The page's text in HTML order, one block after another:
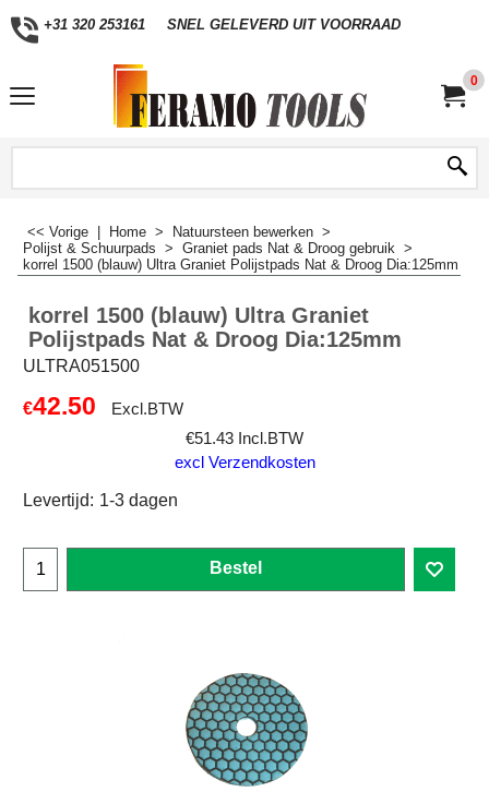
+31 320 253161 SNEL GELEVERD UIT VOORRAAD
0
<< Vorige Home > Natuursteen bewerken >
Polijst & Schuurpads > Graniet pads Nat & Droog gebruik >
korrel 1500 (blauw) Ultra Graniet Polijstpads Nat & Droog Dia:125mm
korrel 1500 (blauw) Ultra Graniet
Polijstpads Nat & Droog Dia:125mm
ULTRA051500
€42.50
Excl.BTW
€51.43 Incl.BTW
excl Verzendkosten
Levertijd: 1-3 dagen
Bestel